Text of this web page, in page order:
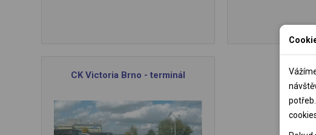
CK Victoria Brno - terminál
Nutné
tak, že
přístup